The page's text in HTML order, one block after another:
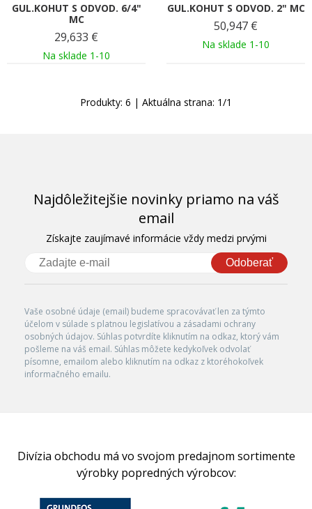
GUL.KOHUT S ODVOD. 6/4"
MC
29,633 €
Na sklade 1-10
GUL.KOHUT S ODVOD. 2" MC
50,947 €
Na sklade 1-10
Produkty: 6 | Aktuálna strana: 1/1
Najdôležitejšie novinky priamo na váš
email
Získajte zaujímavé informácie vždy medzi prvými
Odoberať
Vaše osobné údaje (email) budeme spracovávať len za týmto
účelom v súlade s platnou legislatívou a zásadami ochrany
osobných údajov. Súhlas potvrdíte kliknutím na odkaz, ktorý vám
pošleme na váš email. Súhlas môžete kedykoľvek odvolať
písomne, emailom alebo kliknutím na odkaz z ktoréhokoľvek
informačného emailu.
Divízia obchodu má vo svojom predajnom sortimente
výrobky popredných výrobcov: